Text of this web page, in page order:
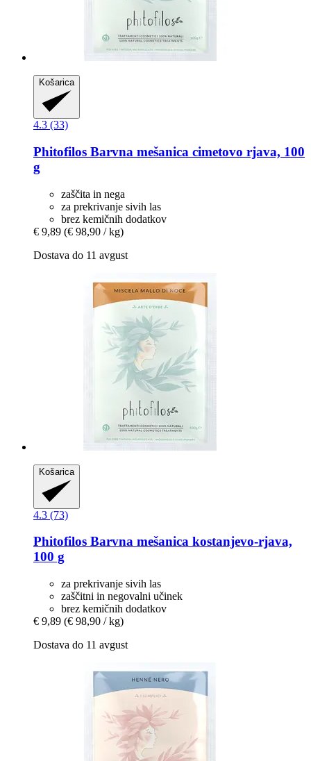
Košarica
4.3 (33)
Phitofilos Barvna mešanica cimetovo rjava, 100
g
zaščita in nega
za prekrivanje sivih las
brez kemičnih dodatkov
€ 9,89 (€ 98,90 / kg)
Dostava do 11 avgust
Košarica
4.3 (73)
Phitofilos Barvna mešanica kostanjevo-​rjava,
100 g
za prekrivanje sivih las
zaščitni in negovalni učinek
brez kemičnih dodatkov
€ 9,89 (€ 98,90 / kg)
Dostava do 11 avgust